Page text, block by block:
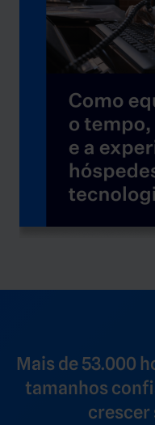
Mais de 53.000
tamanhos
crescer